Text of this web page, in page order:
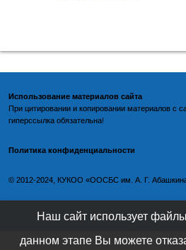
Использование материалов сайта
При цитировании и копировании материалов с
гиперссылка обязательна!
Политика конфиденциальности
©️ 2012-2024, КУКОО «ООСБС им. А. Г.
Наш сайт использует
данном этапе Вы можете